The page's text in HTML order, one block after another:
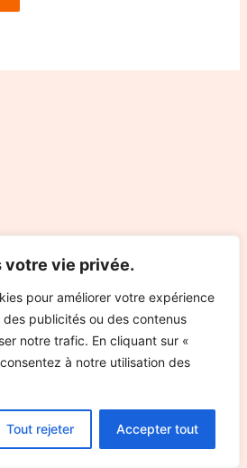
votre vie privée.
pour améliorer votre expérience
publicités ou des contenus
notre trafic. En cliquant sur «
à notre utilisation des
Tout rejeter Accepter tout